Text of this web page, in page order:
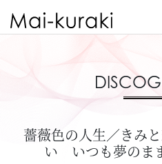
薔薇色の人生／きみ
い いつも夢のま